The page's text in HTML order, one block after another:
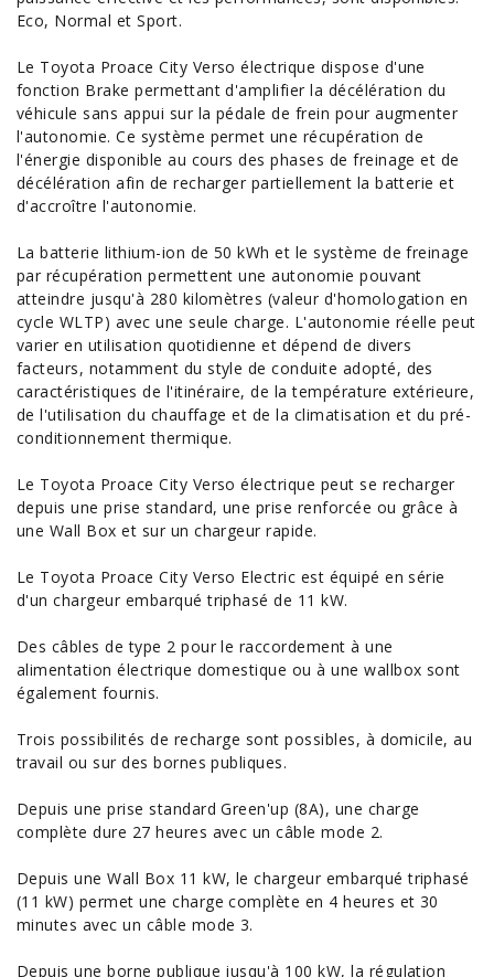
Eco, Normal et Sport.
Le Toyota Proace City Verso électrique dispose d'une
fonction Brake permettant d'amplifier la décélération du
véhicule sans appui sur la pédale de frein pour augmenter
l'autonomie. Ce système permet une récupération de
l'énergie disponible au cours des phases de freinage et de
décélération afin de recharger partiellement la batterie et
d'accroître l'autonomie.
La batterie lithium-ion de 50 kWh et le système de freinage
par récupération permettent une autonomie pouvant
atteindre jusqu'à 280 kilomètres (valeur d'homologation en
cycle WLTP) avec une seule charge. L'autonomie réelle peut
varier en utilisation quotidienne et dépend de divers
facteurs, notamment du style de conduite adopté, des
caractéristiques de l'itinéraire, de la température extérieure,
de l'utilisation du chauffage et de la climatisation et du pré-
conditionnement thermique.
Le Toyota Proace City Verso électrique peut se recharger
depuis une prise standard, une prise renforcée ou grâce à
une Wall Box et sur un chargeur rapide.
Le Toyota Proace City Verso Electric est équipé en série
d'un chargeur embarqué triphasé de 11 kW.
Des câbles de type 2 pour le raccordement à une
alimentation électrique domestique ou à une wallbox sont
également fournis.
Trois possibilités de recharge sont possibles, à domicile, au
travail ou sur des bornes publiques.
Depuis une prise standard Green'up (8A), une charge
complète dure 27 heures avec un câble mode 2.
Depuis une Wall Box 11 kW, le chargeur embarqué triphasé
(11 kW) permet une charge complète en 4 heures et 30
minutes avec un câble mode 3.
Depuis une borne publique jusqu'à 100 kW, la régulation